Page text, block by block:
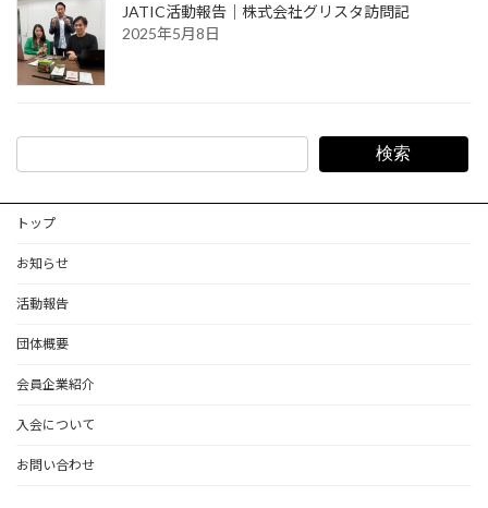
JATIC活動報告｜株式会社グリスタ訪問記
2025年5月8日
検索
トップ
お知らせ
活動報告
団体概要
会員企業紹介
入会について
お問い合わせ